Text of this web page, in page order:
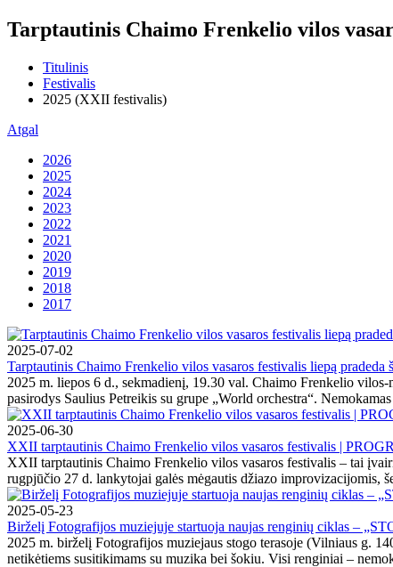
Tarptautinis Chaimo Frenkelio vilos
Titulinis
Festivalis
2025 (XXII festivalis)
Atgal
2026
2025
2024
2023
2022
2021
2020
2019
2018
2017
2025-07-02
Tarptautinis Chaimo Frenkelio vilos vasaros festivalis liepą
2025 m. liepos 6 d., sekmadienį, 19.30 val. Chaimo Frenkelio
pasirodys Saulius Petreikis su grupe „World orchestra“.
2025-06-30
XXII tarptautinis Chaimo Frenkelio vilos vasaros festivalis |
XXII tarptautinis Chaimo Frenkelio vilos vasaros festivalis – tai
rugpjūčio 27 d. lankytojai galės mėgautis džiazo improvizacijomis,
2025-05-23
Birželį Fotografijos muziejuje startuoja naujas renginių ciklas –
2025 m. birželį Fotografijos muziejaus stogo terasoje (Vilniaus g.
netikėtiems susitikimams su muzika bei šokiu. Visi renginiai –